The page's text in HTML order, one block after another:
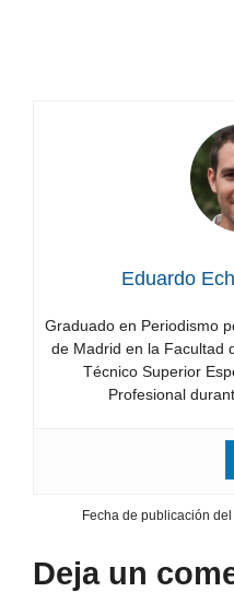
Eduardo
Graduado en Periodismo
de Madrid en la Facultad
Técnico Superior
Profesional
Fecha de publicación
Deja un